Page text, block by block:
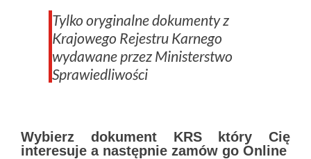
Tylko oryginalne dokumenty z
Krajowego Rejestru Karnego
wydawane przez Ministerstwo
Sprawiedliwości
Wybierz dokument KRS który Cię
interesuje a następnie zamów go Online